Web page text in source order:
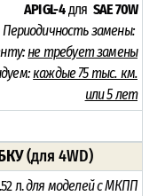
API GL-4для SAE 70W
Периодичность замены:
не требует замены
каждые 75 тыс. км.
или 5 лет
(для 4WD)
л.для моделей с МКПП